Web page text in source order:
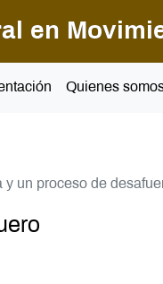
en
Quienes
un proceso de